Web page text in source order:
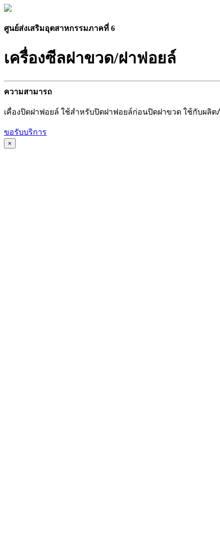
ศูนย์ส่งเสริมอุตสาหกรรมภาคที่ 6
เครื่องซีลฝาขวด/ฝาฟอยล์
ความสามารถ
เคื่องปิดฝาฟอยล์ ใช้สำหรับปิดฝาฟอยล์ก่อนปิดฝาขวด ใช้กับผลิ
ขอรับบริการ
×